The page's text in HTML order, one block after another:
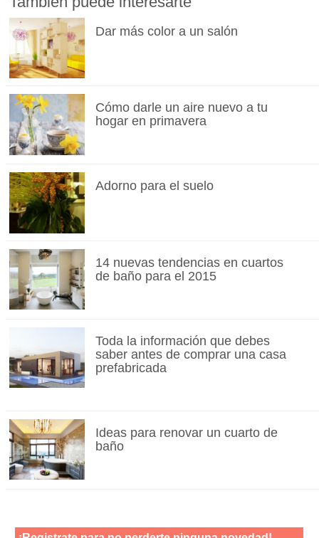
Dar más color a un salón
Cómo darle un aire nuevo a tu
hogar en primavera
Adorno para el suelo
14 nuevas tendencias en cuartos
de baño para el 2015
Toda la información que debes
saber antes de comprar una casa
prefabricada
Ideas para renovar un cuarto de
baño